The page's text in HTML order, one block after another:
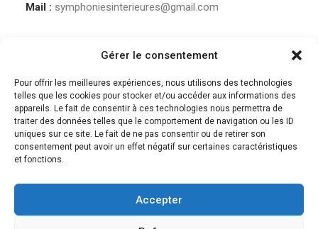
Gérer le consentement
Pour offrir les meilleures expériences, nous utilisons des technologies
telles que les cookies pour stocker et/ou accéder aux informations des
appareils. Le fait de consentir à ces technologies nous permettra de
traiter des données telles que le comportement de navigation ou les ID
uniques sur ce site. Le fait de ne pas consentir ou de retirer son
consentement peut avoir un effet négatif sur certaines caractéristiques
et fonctions.
Accepter
Mail : symphoniesinterieures@gmail.com
© 2018 Des musiques pour guérir | Tous droits réservés. |Mentions légales et